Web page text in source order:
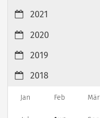
2021
2020
2019
2018
Jan Feb Mär